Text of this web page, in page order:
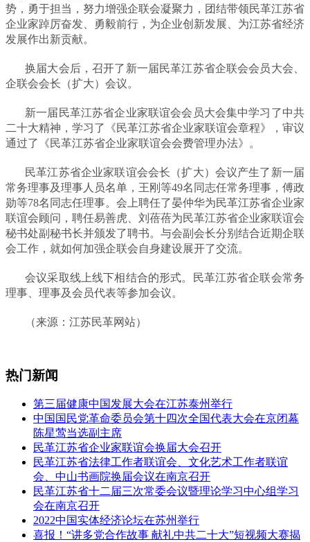
势，勇于担当，努力增强企联会凝聚力，团结带领民革江苏省
企业家踔厉奋发、勇毅前行，为企业创新发展、为江苏省经济
发展作出新贡献。
换届大会后，召开了新一届民革江苏省企联会会员大会、
企联会会长（扩大）会议。
新一届民革江苏省企业家联谊会会员大会集中学习了中共
二十大精神，学习了《民革江苏省企业家联谊会章程》，审议
通过了《民革江苏省企业家联谊会会费管理办法》。
民革江苏省企业家联谊会会长（扩大）会议产生了新一届
常务理事及理事人员名单，王刚等49名同志任常务理事，傅政
勋等78名同志任理事。会上聘任了晏仲华为民革江苏省企业家
联谊会顾问，聘任易善虎、刘蓓蓓为民革江苏省企业家联谊会
秘书处副秘书长并颁发了聘书。与会副会长分别结合近期企联
会工作，就如何加强企联会自身建设展开了交流。
会议采取线上线下相结合的形式。民革江苏省企联会常务
理事、理事及会员代表等参加会议。
（来源：江苏民革网站）
热门新闻
第三届健康中国发展大会在江苏泰州举行
中国国民党革命委员会第十四次全国代表大会在京闭幕
陈星莺当选副主席
民革江苏省企业家联谊会换届大会召开
民革江苏省法律工作者联谊会、文化艺术工作者联谊
会、中山书画院换届会议在南京召开
民革江苏省十二届三次常委会议暨理论学习中心组学习
会在南京召开
2022中国实体经济论坛在苏州举行
喜报！“讲多党合作故事 献礼中共二十大”短视频大赛揭